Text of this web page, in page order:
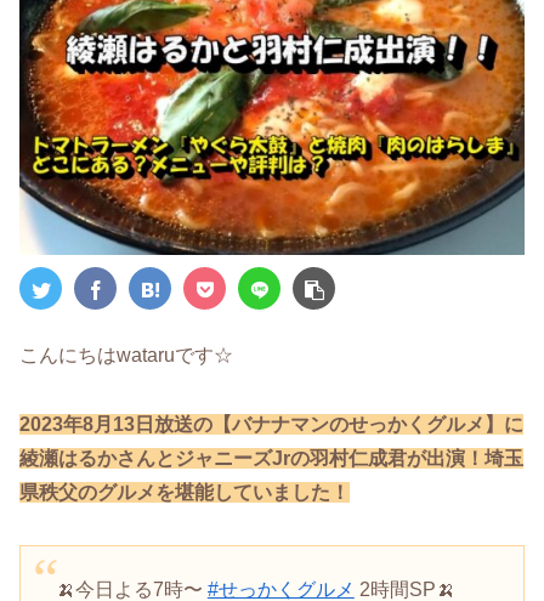
こんにちはwataruです☆
2023年8月13日放送の【バナナマンのせっかくグルメ】に
綾瀬はるかさんとジャニーズJrの羽村仁成君が出演！ 埼玉
県秩父のグルメを堪能していました！
🍌今日よる7時〜 #せっかくグルメ 2時間SP🍌